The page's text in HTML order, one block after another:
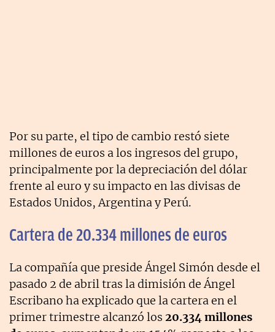
Por su parte, el tipo de cambio restó siete
millones de euros a los ingresos del grupo,
principalmente por la depreciación del dólar
frente al euro y su impacto en las divisas de
Estados Unidos, Argentina y Perú.
Cartera de 20.334 millones de euros
La compañía que preside Ángel Simón desde el
pasado 2 de abril tras la dimisión de Ángel
Escribano ha explicado que la cartera en el
primer trimestre alcanzó los 20.334 millones